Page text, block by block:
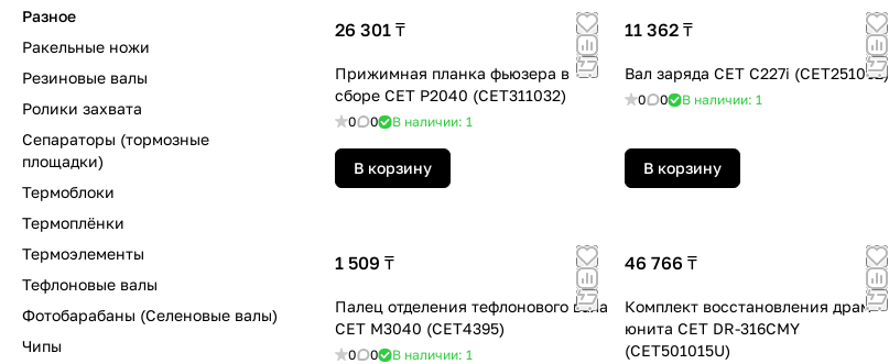
26 301 ₸
Прижимная планка фьюзера в
сборе СЕТ P2040 (CET311032)
0 0 В наличии: 1
В корзину
11 362 ₸
Вал заряда CET C227i (CET251062)
0 0 В наличии: 1
В корзину
1 509 ₸
Палец отделения тефлонового вала
CET M3040 (CET4395)
0 0 В наличии: 1
46 766 ₸
Комплект восстановления драм-
юнита CET DR-316CMY
(CET501015U)
Разное
Ракельные ножи
Резиновые валы
Ролики захвата
Сепараторы (тормозные
площадки)
Термоблоки
Термоплёнки
Термоэлементы
Тефлоновые валы
Фотобарабаны (Селеновые валы)
Чипы